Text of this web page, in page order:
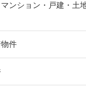
ンション・戸建・土
件